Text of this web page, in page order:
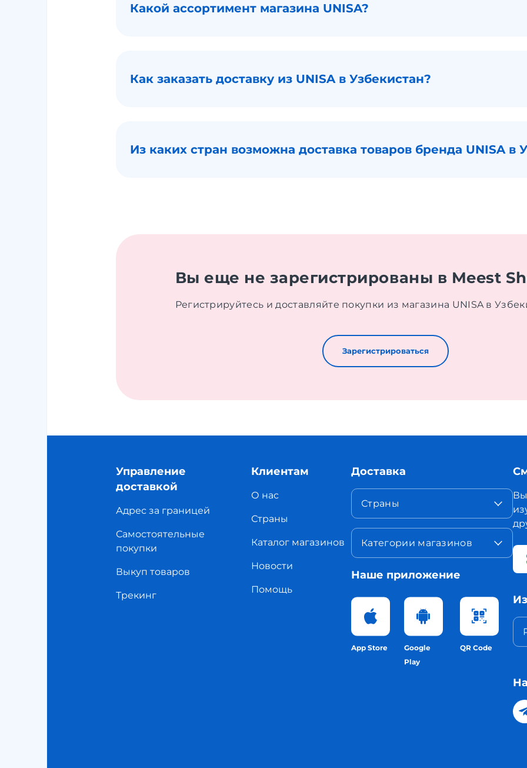
Какой ассортимент магазина UNISA?
Как заказать доставку из UNISA в Узбекистан?
Из каких стран возможна доставка товаров бренда UNISA в
Вы еще не зарегистрированы в Meest
Регистрируйтесь и доставляйте покупки из магазина UNISA в
Зарегистрироваться
Управление
доставкой
Адрес за границей
Самостоятельные
покупки
Выкуп товаров
Трекинг
Клиентам
О нас
Страны
Каталог магазинов
Новости
Помощь
Доставка
Страны
Категории магазинов
Наше приложение
App Store
Google
Play
QR Code